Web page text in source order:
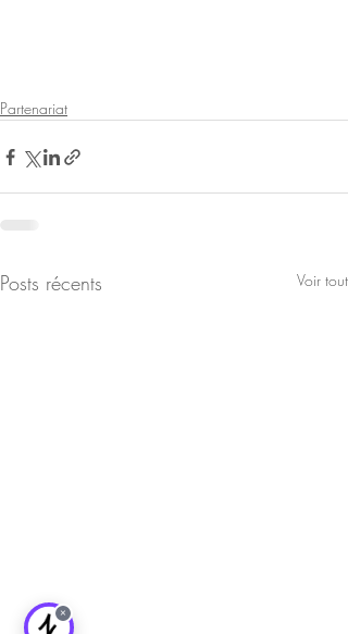
Partenariat
Posts récents Voir tout
×